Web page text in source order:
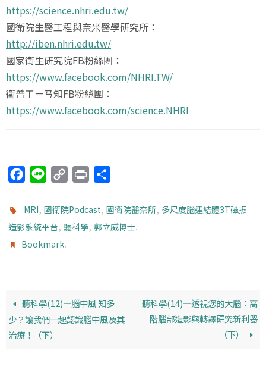
https://science.nhri.edu.tw/
國衛院生醫工程與奈米醫學研究所：
http://iben.nhri.edu.tw/
國家衛生研究院FB粉絲團：
https://www.facebook.com/NHRI.TW/
衛普ㄒㄧㄢ知FB粉絲團：
https://www.facebook.com/science.NHRI
c
e
b
n
e
p
y
i
MRI,國衛院Podcast,國衛院醫奈所, 多尺度腦連結體3T磁振
造影系統平台, 聽科學, 郭立威博士.
Bookmark.
聽科學(12)—腦中風 知多
少？讓我們一起認識腦中風及其
治療！（下）
聽科學(14)—透視您的大腦：高
階腦部造影與轉譯研究新利器
（下）